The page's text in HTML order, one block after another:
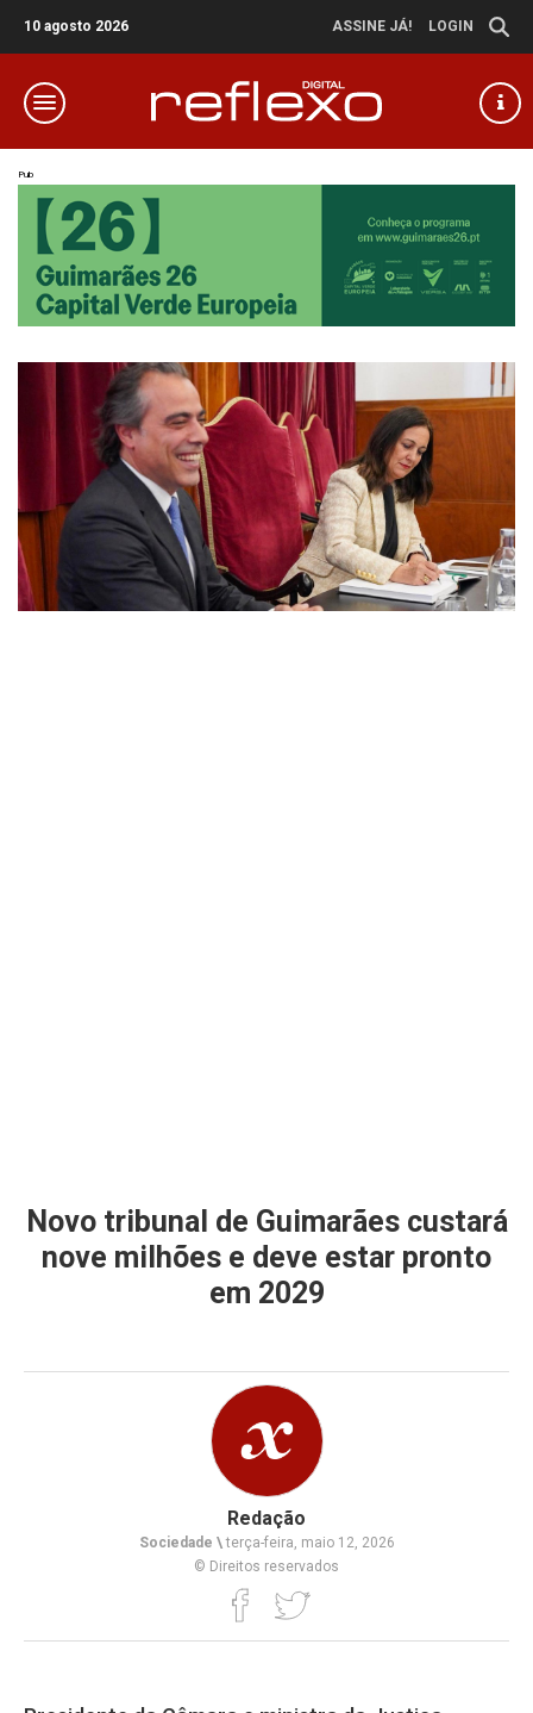
10 agosto 2026 ASSINE JÁ! LOGIN
Pub
Novo tribunal de Guimarães custará
nove milhões e deve estar pronto
em 2029
Redação
Sociedade \terça-feira, maio 12, 2026
© Direitos reservados